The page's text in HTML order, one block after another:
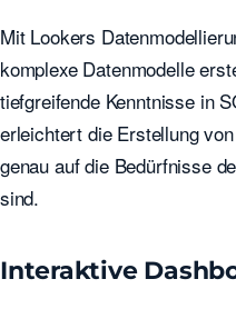
Mit Lookers
komplexe Datenmodelle
tiefgreifende Kenntnisse in
erleichtert die Erstellung
genau auf die Bedürfnisse
sind.
Interaktive